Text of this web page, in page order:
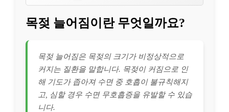
목젖 늘어짐이란 무엇일까요?
목젖 늘어짐은 목젖의 크기가 비정상적으로
커지는 질환을 말합니다. 목젖이 커짐으로 인
해 기도가 좁아져 수면 중 호흡이 불규칙해지
고, 심할 경우 수면 무호흡증을 유발할 수 있습
니다.